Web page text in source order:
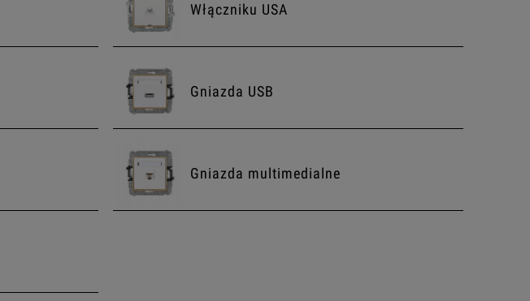
Włączniku USA
Gniazda USB
Gniazda multimedialne